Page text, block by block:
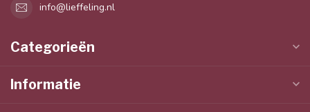
info@lieffeling.nl
Categorieën
Informatie